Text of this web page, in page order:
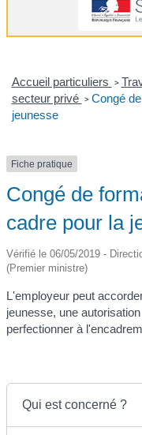
Accueil particuliers >
secteur privé > Congé
jeunesse
Fiche pratique
Congé de
cadre pour la
Vérifié le 06/05/2019 -
(Premier ministre)
L'employeur peut
jeunesse, une
perfectionner à
Qui est concerné ?